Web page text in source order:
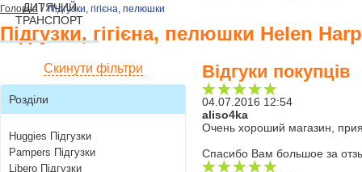
ДИТЯЧИЙ
ТРАНСПОРТ
Головна/Підгузки, гігієна, пелюшки
Підгузки, гігієна, пелюшки Helen
Скинути фільтри
Розділи
Huggies Підгузки
Pampers Підгузки
Libero Підгузки
Відгуки покупців
04.07.2016 12:54
aliso4ka
Очень хороший магазин,
Спасибо Вам большое за